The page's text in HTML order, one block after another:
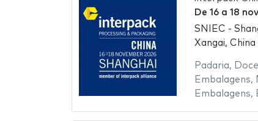
De 16a 18
SNIEC -
Xangai, China
Padaria,
Embalagens,
Embalagens,